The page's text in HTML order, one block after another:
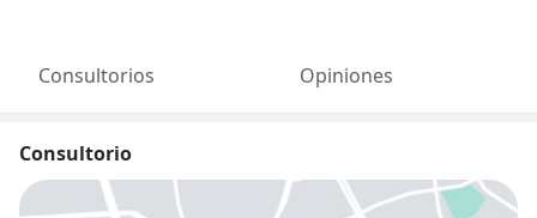
Consultorios Opiniones
Consultorio